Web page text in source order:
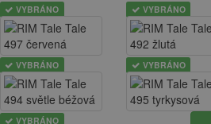
VYBRÁNO VYBRÁNO
VYBRÁNO VYBRÁNO
VYBRÁNO